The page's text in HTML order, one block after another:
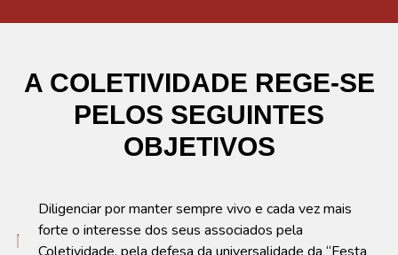
A COLETIVIDADE REGE-SE
PELOS SEGUINTES
OBJETIVOS
Diligenciar por manter sempre vivo e cada vez mais
forte o interesse dos seus associados pela